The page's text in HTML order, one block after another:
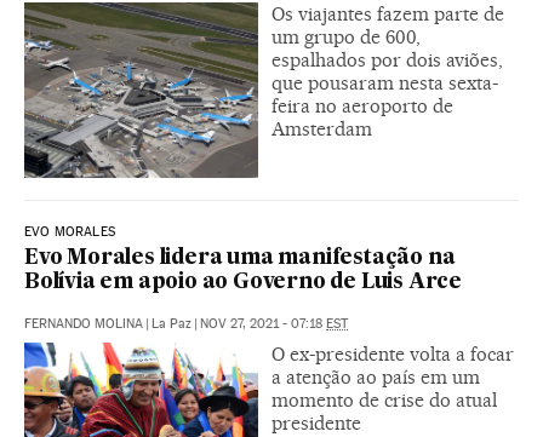
Os viajantes fazem parte de
um grupo de 600,
espalhados por dois aviões,
que pousaram nesta sexta-
feira no aeroporto de
Amsterdam
EVO MORALES
Evo Morales lidera uma manifestação na
Bolívia em apoio ao Governo de Luis Arce
FERNANDO MOLINA | La Paz | NOV 27, 2021 - 07:18 EST
O ex-presidente volta a focar
a atenção ao país em um
momento de crise do atual
presidente